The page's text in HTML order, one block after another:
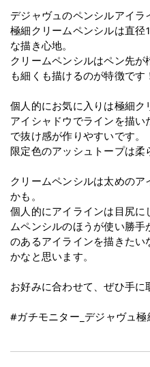
デジャヴュのペンシルアイラ
極細クリームペンシルは直
な描き心地。
クリームペンシルはペン先が
も細くも描けるのが特徴です
個人的にお気に入りは極細
アイシャドウでラインを描
で抜け感が作りやすいです。
限定色のアッシュトープは
クリームペンシルは太めの
かも。
個人的にアイラインは目尻
ムペンシルのほうが使い勝
のあるアイラインを描きたい
かなと思います。
お好みに合わせて、ぜひ手
#ガチモニター_デジャヴュ